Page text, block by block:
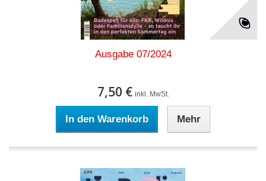
Ausgabe 07/2024
7,50 € inkl. MwSt.
In den Warenkorb Mehr